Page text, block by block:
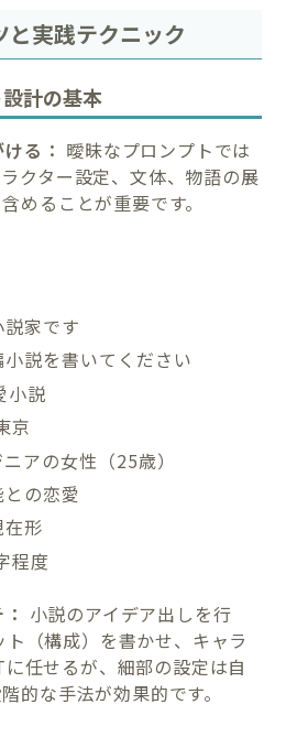
実践テクニック
計の基本
る： 曖昧なプロンプトでは
クター設定、文体、物語の展
めることが重要です。
家です
説を書いてください
小説
京
アの女性（25歳）
の恋愛
形
程度
小説のアイデア出しを行
（構成）を書かせ、キャラ
任せるが、細部の設定は自
的な手法が効果的です。